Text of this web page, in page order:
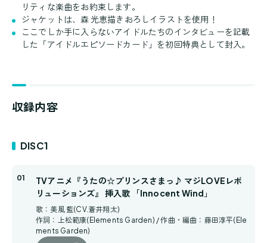
リティな楽曲をお約束します。
ジャケットは、森 光恵描きおろしイラストを使用！
ここでしか手に入らないアイドルたちのインタビューを記載
した「アイドルエピソードカード」を初回特典として封入。
収録内容
DISC1
TVアニメ『うたの☆プリンスさまっ♪ マジLOVEレボ
リューションズ』 挿入歌 「Innocent Wind」
歌：美風 藍(CV.蒼井翔太)
作詞：上松範康(Elements Garden) / 作曲・編曲：藤田淳平(Ele
ments Garden)